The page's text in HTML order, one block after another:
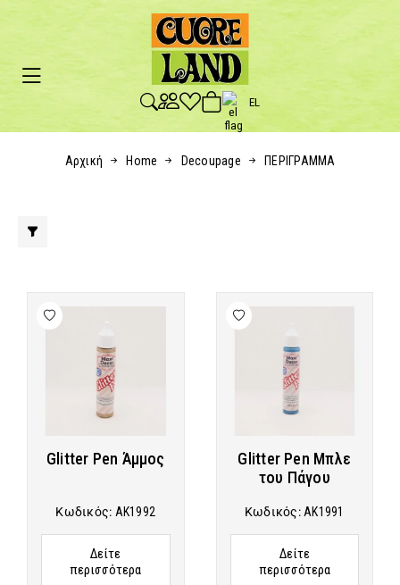
EL
Αρχική Home Decoupage ΠΕΡΙΓΡΑΜΜΑ
Glitter Pen Άμμος
Κωδικός: AK1992
Δείτε
περισσότερα
Glitter Pen Μπλε
του Πάγου
Κωδικός: AK1991
Δείτε
περισσότερα